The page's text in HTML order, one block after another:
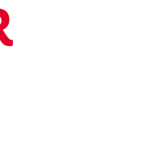
OFERTE DE NERATAT